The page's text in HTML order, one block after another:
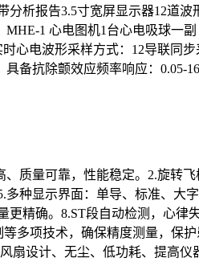
分析报告3.5寸宽屏显示器12道
MHE-1 心电图机1台心电吸球一
心电波形采样方式：12导联同
备抗除颤效应频率响应：0.05-
质量可靠，性能稳定。2.旋转
种显示界面：单导、标准、大
更精确。8.ST段自动检测，心
多项技术，确保精度测量，保
扇设计、无尘、低功耗、提高仪